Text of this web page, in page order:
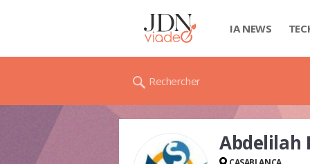
IA NEWS
Rechercher
Abdelilah